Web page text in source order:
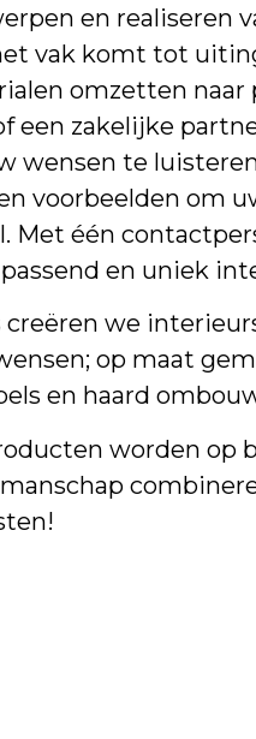
en realiseren
vak komt tot
omzetten naar
een zakelijke
wensen te
voorbeelden om
Met één
en uniek
we
op maat
en haard
worden op